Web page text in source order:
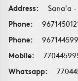
Address:
Sana'a
Phone:
Phone:
Mobile:
Whatsapp: